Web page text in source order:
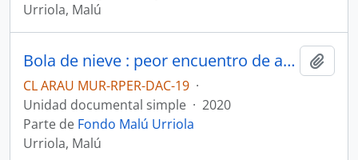
Urriola, Malú
Bola de nieve : peor encuentro de amor, ejercicio de Máster de Guión
CL ARAU MUR-RPER-DAC-19 ·
Unidad documental simple · 2020
Parte de Fondo Malú Urriola
Urriola, Malú